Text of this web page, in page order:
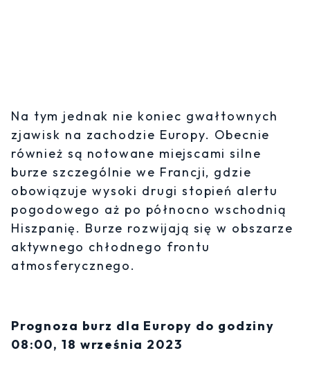
Na tym jednak nie koniec gwałtownych
zjawisk na zachodzie Europy. Obecnie
również są notowane miejscami silne
burze szczególnie we Francji, gdzie
obowiązuje wysoki drugi stopień alertu
pogodowego aż po północno wschodnią
Hiszpanię. Burze rozwijają się w obszarze
aktywnego chłodnego frontu
atmosferycznego.
Prognoza burz dla Europy do godziny
08:00, 18 września 2023